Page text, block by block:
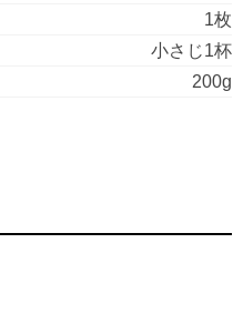
1枚
小さじ1杯
200g